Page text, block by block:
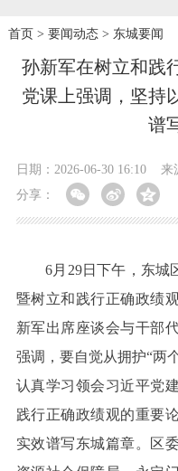
首页 > 要闻动态> 东城要闻
孙新军在树立和践
党课上强调，坚持
谱
日期：2026-06-30 16:10
来
分享：
6月29日下午，东城区
暨树立和践行正确政绩
新军出席座谈会与干部
强调，要自觉从拥护“两
认真学习领会习近平党
践行正确政绩观的重要
实效谱写东城篇章。区